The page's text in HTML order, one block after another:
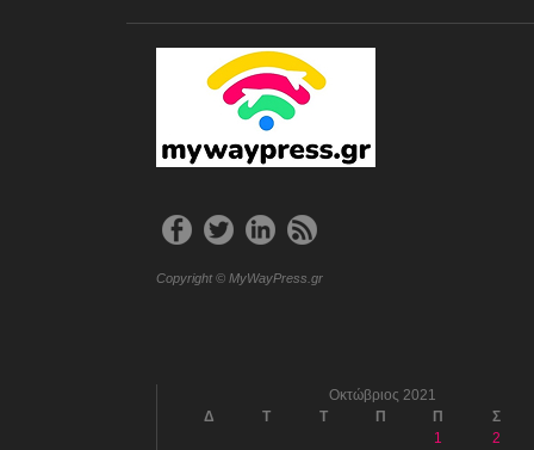
Copyright © MyWayPress.gr
Οκτώβριος 2021
Δ
Τ Τ Π Π
Σ
1
2